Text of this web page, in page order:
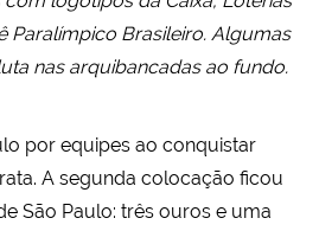
Paralímpico Brasileiro. Algumas
nas arquibancadas ao fundo.
por equipes ao conquistar
A segunda colocação ficou
São Paulo: três ouros e uma